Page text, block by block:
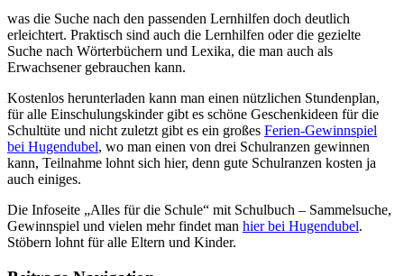
was die Suche nach den passenden Lernhilfen doch deutlich
erleichtert. Praktisch sind auch die Lernhilfen oder die gezielte
Suche nach Wörterbüchern und Lexika, die man auch als
Erwachsener gebrauchen kann.
Kostenlos herunterladen kann man einen nützlichen Stundenplan,
für alle Einschulungskinder gibt es schöne Geschenkideen für die
Schultüte und nicht zuletzt gibt es ein großes Ferien-Gewinnspiel
bei Hugendubel, wo man einen von drei Schulranzen gewinnen
kann, Teilnahme lohnt sich hier, denn gute Schulranzen kosten ja
auch einiges.
Die Infoseite „Alles für die Schule“ mit Schulbuch – Sammelsuche,
Gewinnspiel und vielen mehr findet man hier bei Hugendubel.
Stöbern lohnt für alle Eltern und Kinder.